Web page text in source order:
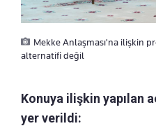
Mekke Anlaşması'na ilişkin
alternatifi değil
Konuya ilişkin yapılan
yer verildi: